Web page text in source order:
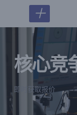
＋
核心竞
即时获取报价